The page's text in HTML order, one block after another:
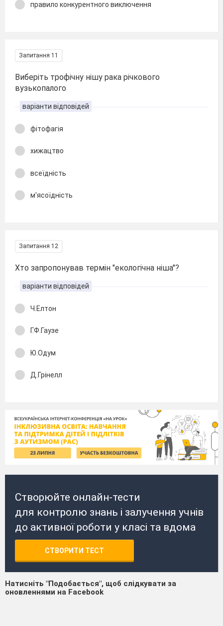
правило конкурентного виключення
Запитання 11
Виберіть трофічну нішу рака річкового
вузькопалого
варіанти відповідей
фітофагія
хижацтво
всеїдність
м'ясоїдність
Запитання 12
Хто запропонував термін "екологічна ніша"?
варіанти відповідей
Ч.Елтон
Г.Ф.Гаузе
Ю.Одум
Д.Грінелл
Створюйте онлайн-тести
для контролю знань і залучення учнів
до активної роботи у класі та вдома
СТВОРИТИ ТЕСТ
Натисніть "Подобається", щоб слідкувати за
оновленнями на Facebook